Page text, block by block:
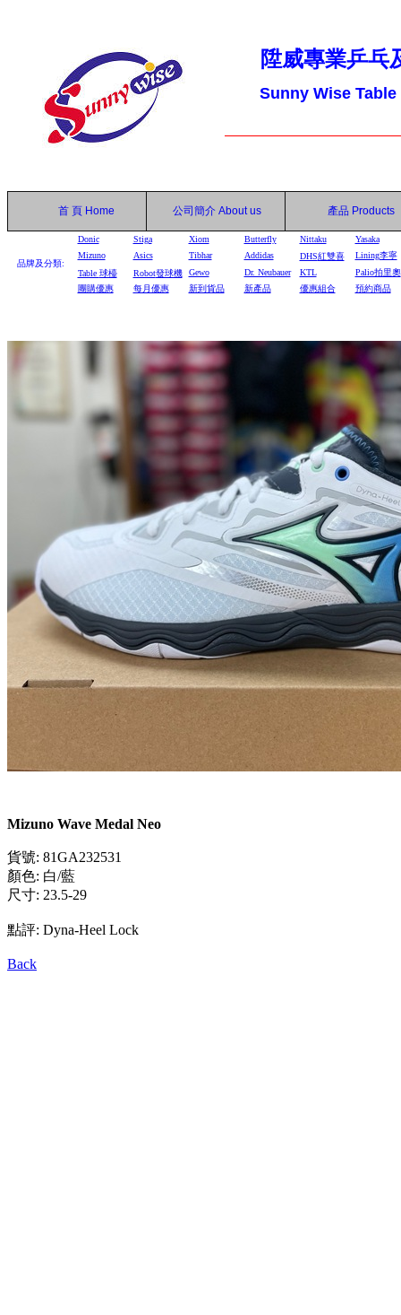
陞威專業乒乓
Sunny Wise
首 頁 Home 公司簡介 About us 產品 Products
品牌及分類:
Donic Stiga Xiom Butterfly Nittaku
Yasaka
Mizuno
Asics Tibhar Addidas DHS紅雙喜
Lining李寧
Table 球檯 Robot發球機 Gewo Dr. Neubauer KTL
Palio拍里奧
團購優惠
每月優惠 新到貨品 新產品 優惠組合 預約商品
Mizuno Wave Medal Neo
貨號: 81GA232531
顏色: 白/藍
尺寸: 23.5-29
點評: Dyna-Heel Lock
Back